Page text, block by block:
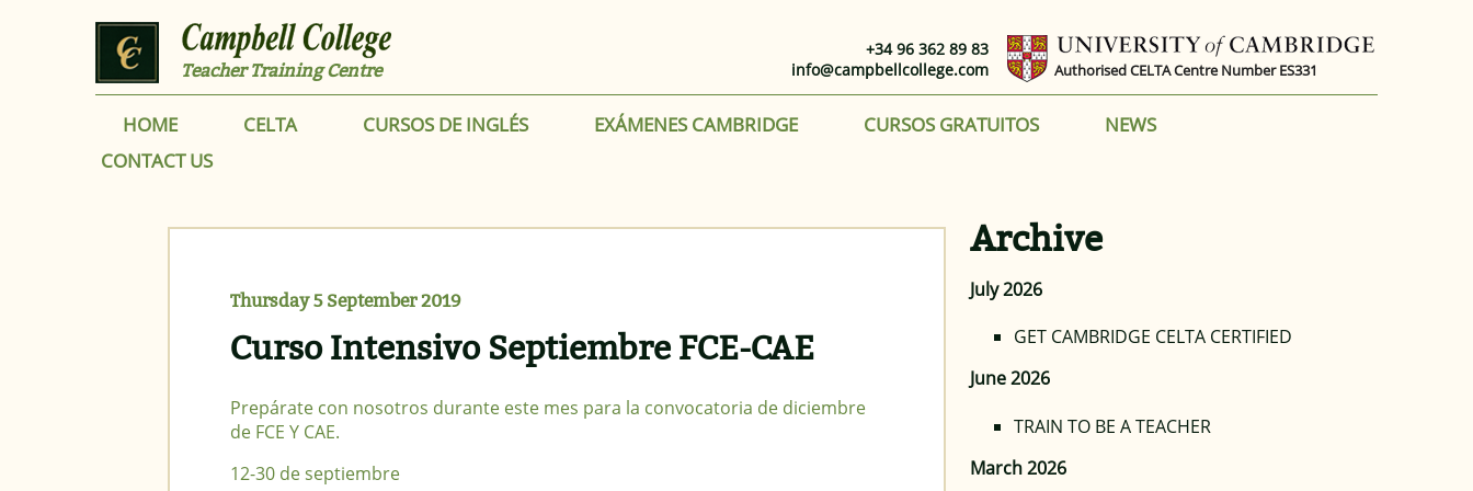
Teacher Training Centre Authorised CELTA Centre Number ES331
+34 96 362 89 83
info@campbellcollege.com
HOME CELTA CURSOS DE INGLÉS EXÁMENES CAMBRIDGE CURSOS GRATUITOS
NEWS
CONTACT US
Thursday 5 September 2019
Curso Intensivo Septiembre FCE-CAE
Prepárate con nosotros durante este mes para la convocatoria de diciembre
de FCE Y CAE.
12-30 de septiembre
Archive
July 2026
GET CAMBRIDGE CELTA CERTIFIED
June 2026
TRAIN TO BE A TEACHER
March 2026